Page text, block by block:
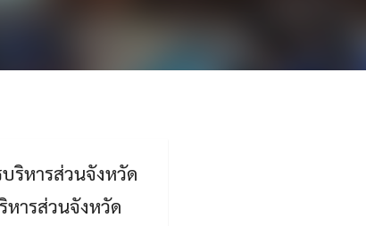
ริหารส่วนจังหวัด
หารส่วนจังหวัด